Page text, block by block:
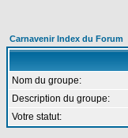
Carnavenir Index du Forum
Nom du groupe:
Description du groupe:
Votre statut: